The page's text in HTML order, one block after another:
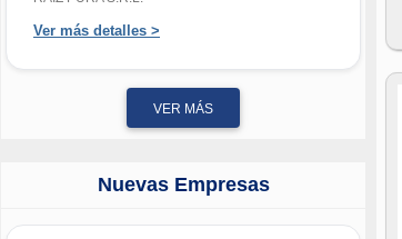
Ver más detalles >
VER MÁS
Nuevas Empresas